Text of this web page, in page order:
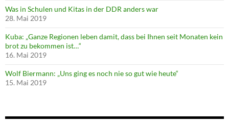
Was in Schulen und Kitas in der DDR anders war
28. Mai 2019
Kuba: „Ganze Regionen leben damit, dass bei Ihnen seit Monaten kein
brot zu bekommen ist…“
16. Mai 2019
Wolf Biermann: „Uns ging es noch nie so gut wie heute“
15. Mai 2019